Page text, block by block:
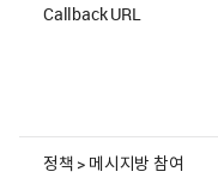
Callback URL
정책 > 메시지방 참여